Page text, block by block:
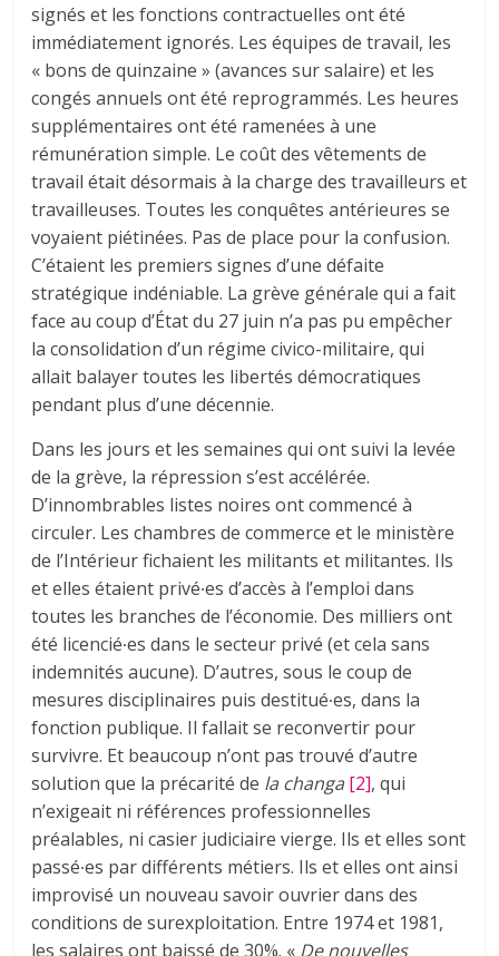
signés et les fonctions contractuelles ont été
immédiatement ignorés. Les équipes de travail, les
« bons de quinzaine » (avances sur salaire) et les
congés annuels ont été reprogrammés. Les heures
supplémentaires ont été ramenées à une
rémunération simple. Le coût des vêtements de
travail était désormais à la charge des travailleurs et
travailleuses. Toutes les conquêtes antérieures se
voyaient piétinées. Pas de place pour la confusion.
C’étaient les premiers signes d’une défaite
stratégique indéniable. La grève générale qui a fait
face au coup d’État du 27 juin n’a pas pu empêcher
la consolidation d’un régime civico-militaire, qui
allait balayer toutes les libertés démocratiques
pendant plus d’une décennie.
Dans les jours et les semaines qui ont suivi la levée
de la grève, la répression s’est accélérée.
D’innombrables listes noires ont commencé à
circuler. Les chambres de commerce et le ministère
de l’Intérieur fichaient les militants et militantes. Ils
et elles étaient privé∙es d’accès à l’emploi dans
toutes les branches de l’économie. Des milliers ont
été licencié∙es dans le secteur privé (et cela sans
indemnités aucune). D’autres, sous le coup de
mesures disciplinaires puis destitué∙es, dans la
fonction publique. Il fallait se reconvertir pour
survivre. Et beaucoup n’ont pas trouvé d’autre
solution que la précarité de la changa [2], qui
n’exigeait ni références professionnelles
préalables, ni casier judiciaire vierge. Ils et elles sont
passé∙es par différents métiers. Ils et elles ont ainsi
improvisé un nouveau savoir ouvrier dans des
conditions de surexploitation. Entre 1974 et 1981,
les salaires ont baissé de 30%. « De nouvelles